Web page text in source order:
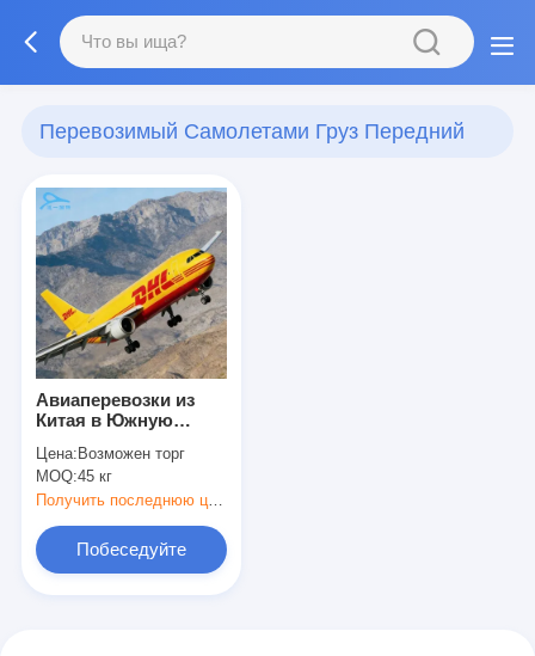
Перевозимый Самолетами Груз Передний
(1)
Авиаперевозки из
Китая в Южную
Цена: Возможен торг
MOQ:45 кг
Получить последнюю цену
Побеседуйте